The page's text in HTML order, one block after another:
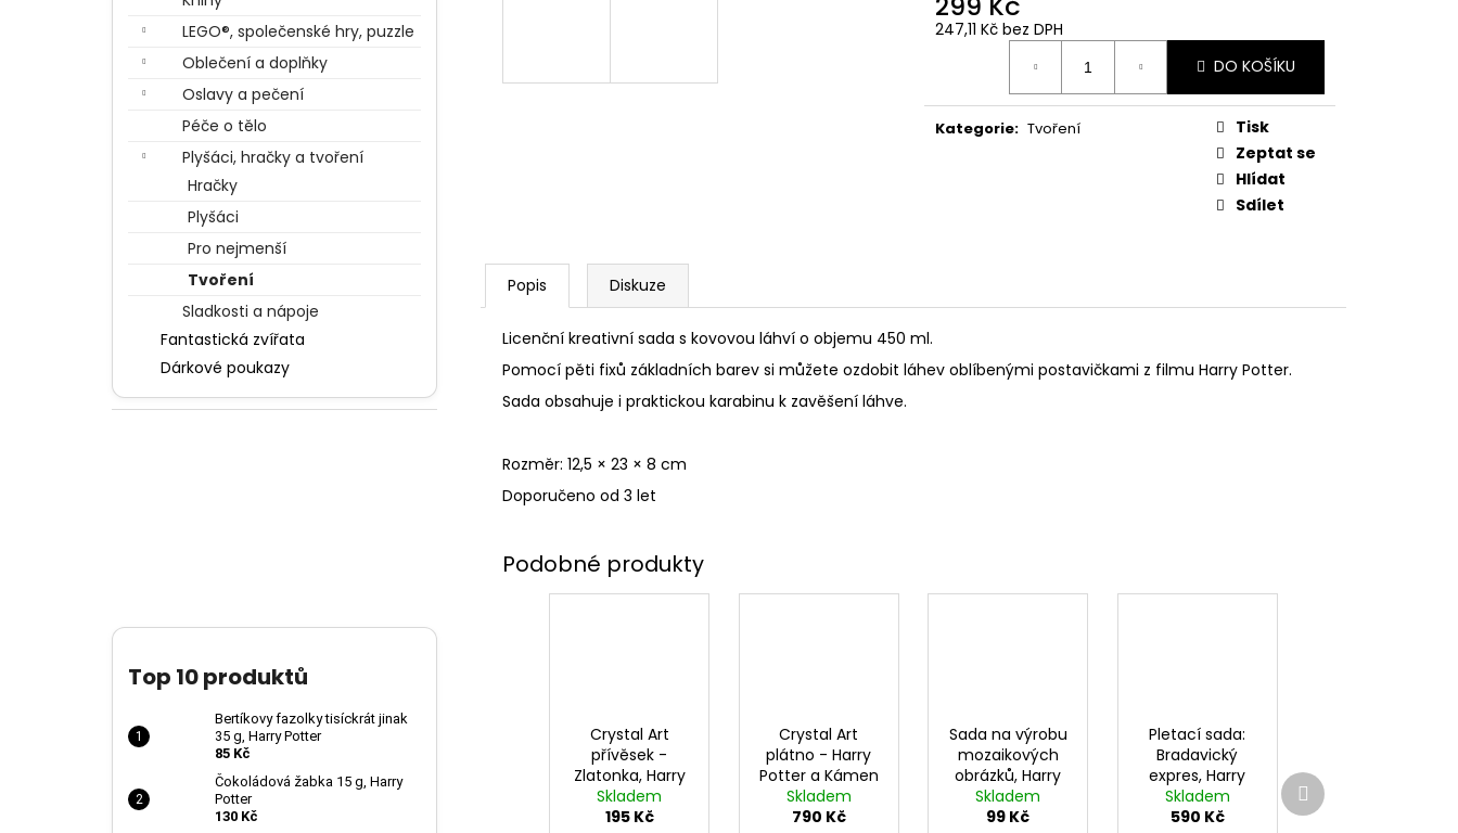
LEGO®, společenské hry, puzzle
Oblečení a doplňky
Oslavy a pečení
Péče o tělo
Plyšáci, hračky a tvoření
Hračky
Plyšáci
Pro nejmenší
Tvoření
Sladkosti a nápoje
Fantastická zvířata
Dárkové poukazy
Top 10 produktů
Bertíkovy fazolky tisíckrát jinak
35 g, Harry Potter
85 Kč
Čokoládová žabka 15 g, Harry
Potter
130 Kč
247,11 Kč bez DPH
DO KOŠÍKU
Kategorie: Tvoření
Tisk
Zeptat se
Hlídat
Sdílet
Popis Diskuze
Licenční kreativní sada s kovovou láhví o objemu 450 ml.
Pomocí pěti fixů základních barev si můžete ozdobit láhev oblíbenými postavičkami z filmu Harry Potter.
Sada obsahuje i praktickou karabinu k zavěšení láhve.
Rozměr: 12,5 × 23 × 8 cm
Doporučeno od 3 let
Crystal Art
přívěsek -
Zlatonka, Harry
Potter
Skladem
195 Kč
Crystal Art
plátno - Harry
Potter a Kámen
mudrců
Skladem
790 Kč
Sada na výrobu
mozaikových
obrázků, Harry
Potter
Skladem
99 Kč
Pletací sada:
Bradavický
expres, Harry
Potter
Skladem
590 Kč
Další
produkt
BERTÍKOVY FAZOLKY TISÍCKRÁT JINAK
35 G, HARRY POTTER
85 Kč
TAJEMNÝ BALÍČEK Z PŘÍČNÉ ULICE